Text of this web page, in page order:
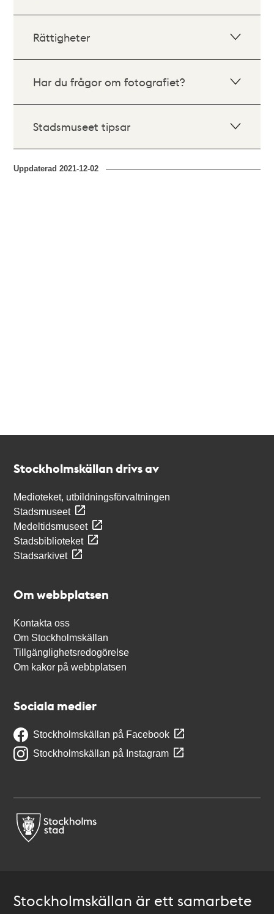
Rättigheter
Har du frågor om fotografiet?
Stadsmuseet tipsar
Uppdaterad2021-12-02
Stockholmskällan drivs av
Medioteket, utbildningsförvaltningen
Stadsmuseet
Medeltidsmuseet
Stadsbiblioteket
Stadsarkivet
Om webbplatsen
Kontakta oss
Om Stockholmskällan
Tillgänglighetsredogörelse
Om kakor på webbplatsen
Sociala medier
Stockholmskällan på Facebook
Stockholmskällan på Instagram
Stockholmskällan är ett samarbete